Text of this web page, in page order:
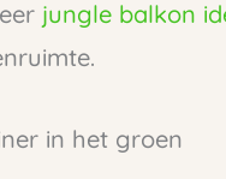
jungle balkon
in het groen